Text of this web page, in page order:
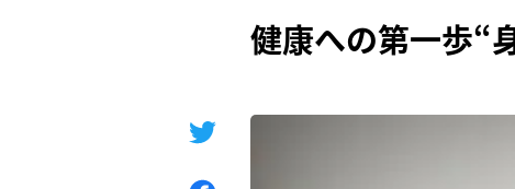
健康への第一歩“